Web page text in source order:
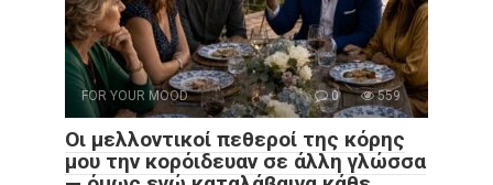
FOR YOUR MOOD 0 559
Οι μελλοντικοί πεθεροί της κόρης
μου την κορόιδευαν σε άλλη γλώσσα